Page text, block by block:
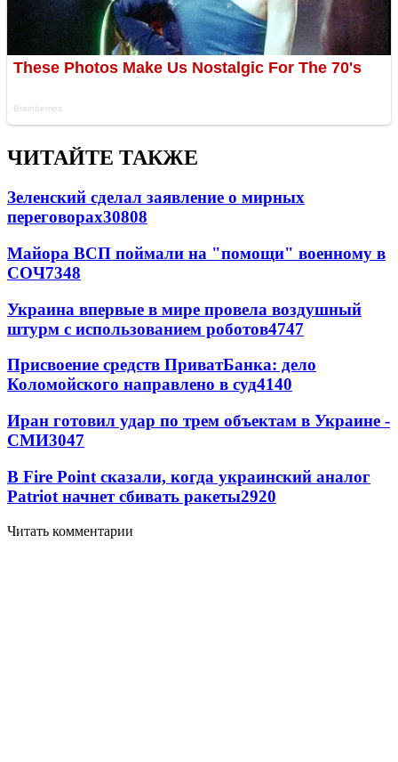
ЧИТАЙТЕ ТАКЖЕ
Зеленский сделал заявление о мирных
переговорах30808
Майора ВСП поймали на "помощи" военному в
СОЧ7348
Украина впервые в мире провела воздушный
штурм с использованием роботов4747
Присвоение средств ПриватБанка: дело
Коломойского направлено в суд4140
Иран готовил удар по трем объектам в Украине -
СМИ3047
В Fire Point сказали, когда украинский аналог
Patriot начнет сбивать ракеты2920
Читать комментарии